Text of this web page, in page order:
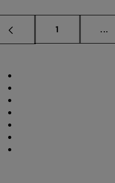
Página
1 ...